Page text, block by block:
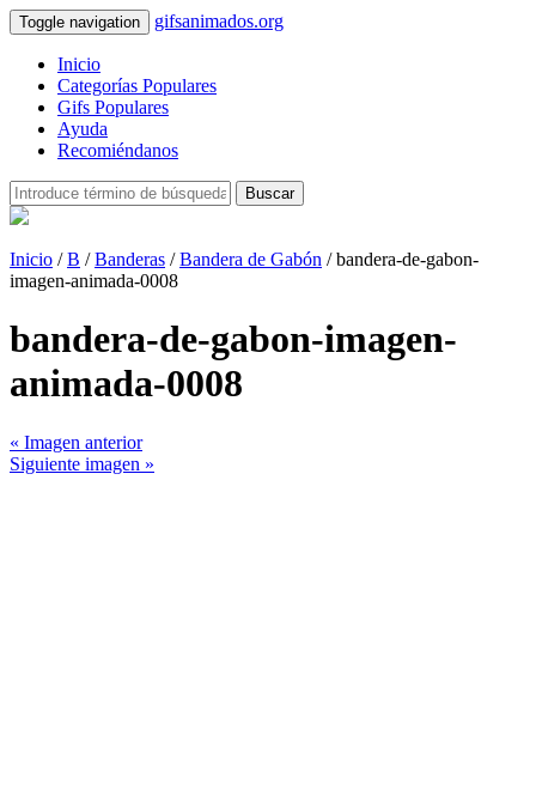
Toggle navigation gifsanimados.org
Inicio
Categorías Populares
Gifs Populares
Ayuda
Recomiéndanos
Buscar
Inicio /B /Banderas /Bandera de Gabón / bandera-de-gabon-
imagen-animada-0008
bandera-de-gabon-imagen-
animada-0008
« Imagen anterior
Siguiente imagen »